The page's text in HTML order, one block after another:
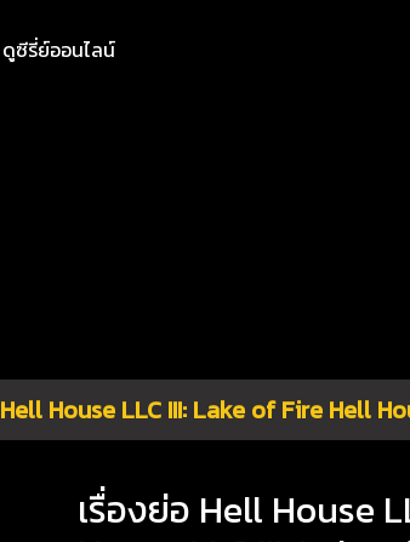
ดูซีรี่ย์ออนไลน์
Hell House LLC III: Lake of Fire Hell
เรื่องย่อ Hell House